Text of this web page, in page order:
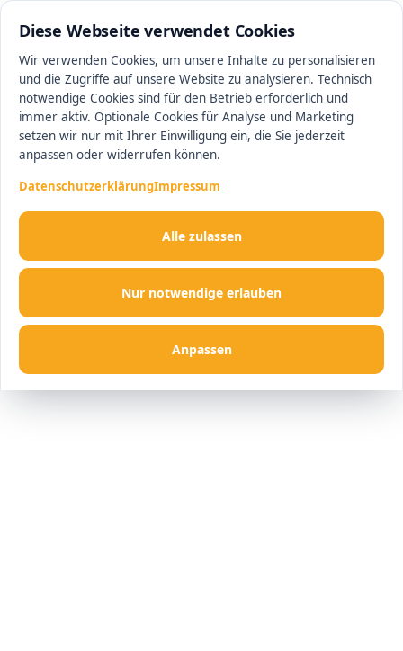
Diese Webseite verwendet Cookies
Wir verwenden Cookies, um unsere Inhalte zu personalisieren
und die Zugriffe auf unsere Website zu analysieren. Technisch
notwendige Cookies sind für den Betrieb erforderlich und
immer aktiv. Optionale Cookies für Analyse und Marketing
setzen wir nur mit Ihrer Einwilligung ein, die Sie jederzeit
anpassen oder widerrufen können.
DatenschutzerklärungImpressum
Nur notwendige erlauben
Anpassen
Alle zulassen